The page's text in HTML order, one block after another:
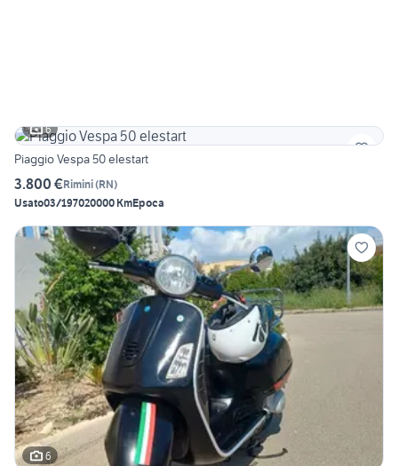
6
Piaggio Vespa 50 elestart
3.800 €Rimini(RN)
Usato03/197020000 KmEpoca
6